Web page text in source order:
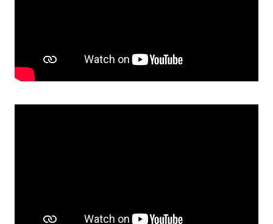
Прозорість влади